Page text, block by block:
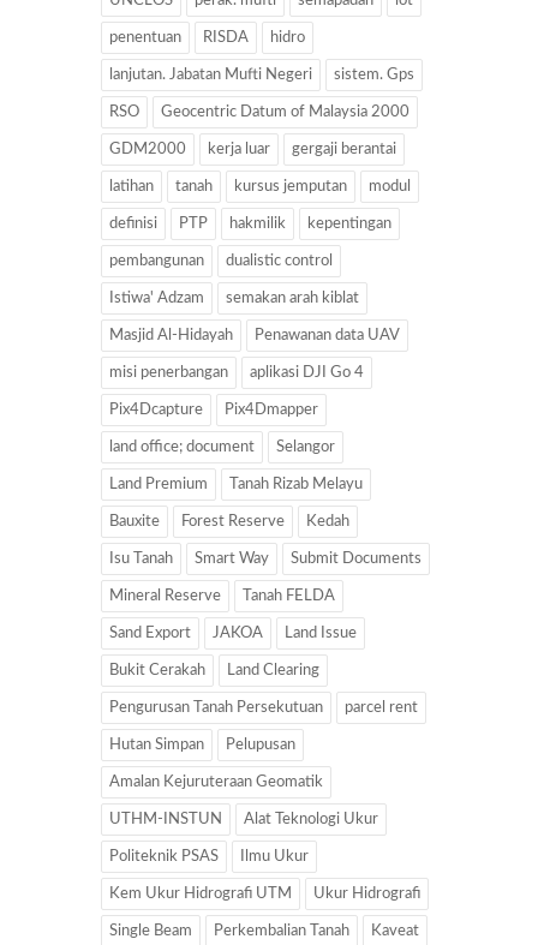
penentuan RISDA hidro
lanjutan. Jabatan Mufti Negeri sistem. Gps
RSO Geocentric Datum of Malaysia 2000
GDM2000 kerja luar gergaji berantai
latihan tanah kursus jemputan modul
definisi PTP hakmilik kepentingan
pembangunan dualistic control
Istiwa' Adzam semakan arah kiblat
Masjid Al-Hidayah Penawanan data UAV
misi penerbangan aplikasi DJI Go 4
Pix4Dcapture Pix4Dmapper
land office; document Selangor
Land Premium Tanah Rizab Melayu
Bauxite Forest Reserve Kedah
Isu Tanah Smart Way Submit Documents
Mineral Reserve Tanah FELDA
Sand Export JAKOA Land Issue
Bukit Cerakah Land Clearing
Pengurusan Tanah Persekutuan parcel rent
Hutan Simpan Pelupusan
Amalan Kejuruteraan Geomatik
UTHM-INSTUN Alat Teknologi Ukur
Politeknik PSAS Ilmu Ukur
Kem Ukur Hidrografi UTM Ukur Hidrografi
Single Beam Perkembalian Tanah Kaveat